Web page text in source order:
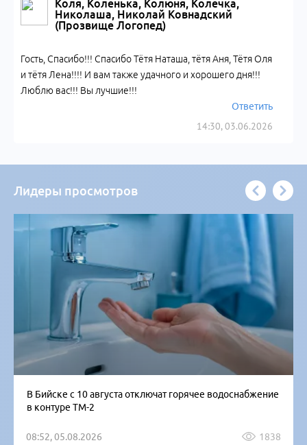
Коля, Коленька, Колюня, Колечка,
Николаша, Николай Ковнадский
(Прозвище Логопед)
14:30, 03.06.2026
Гость, Спасибо!!! Спасибо Тётя Наташа, тётя Аня, Тётя Оля
и тётя Лена!!!! И вам также удачного и хорошего дня!!!
Люблю вас!!! Вы лучшие!!!
Ответить
Лидеры просмотров
В Бийске с 10 августа отключат горячее водоснабжение
в контуре ТМ-2
08:52, 05.08.2026 1838